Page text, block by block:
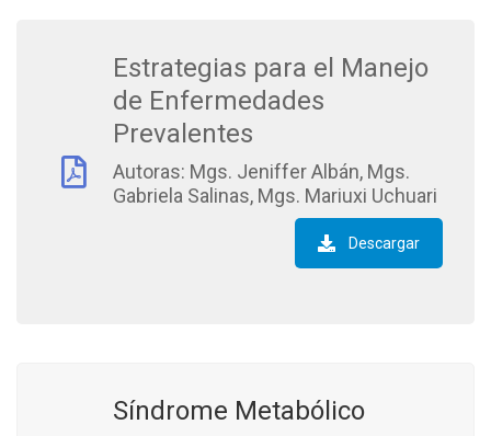
Estrategias para el Manejo
de Enfermedades
Prevalentes
Autoras: Mgs. Jeniffer Albán, Mgs.
Gabriela Salinas, Mgs. Mariuxi Uchuari
Descargar
Síndrome Metabólico